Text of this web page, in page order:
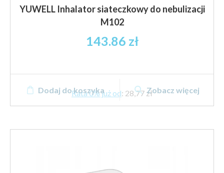
YUWELL Inhalator siateczkowy do nebulizacji
M102
143.86 zł
Rata 0% już od: 28,77 zł
Dodaj do koszyka Zobacz więcej